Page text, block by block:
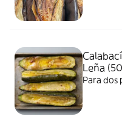
Leña
Para dos